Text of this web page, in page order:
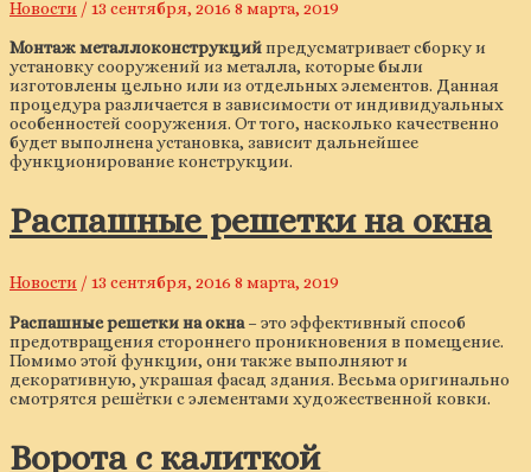
Новости / 13 сентября, 2016 8 марта, 2019
Монтаж металлоконструкцийпредусматривает сборку и
установку сооружений из металла, которые были
изготовлены цельно или из отдельных элементов. Данная
процедура различается в зависимости от индивидуальных
особенностей сооружения. От того, насколько качественно
будет выполнена установка, зависит дальнейшее
функционирование конструкции.
Распашные решетки на окна
Новости / 13 сентября, 2016 8 марта, 2019
Распашные решетки на окна – это эффективный способ
предотвращения стороннего проникновения в помещение.
Помимо этой функции, они также выполняют и
декоративную, украшая фасад здания. Весьма оригинально
смотрятся решётки с элементами художественной ковки.
Ворота с калиткой